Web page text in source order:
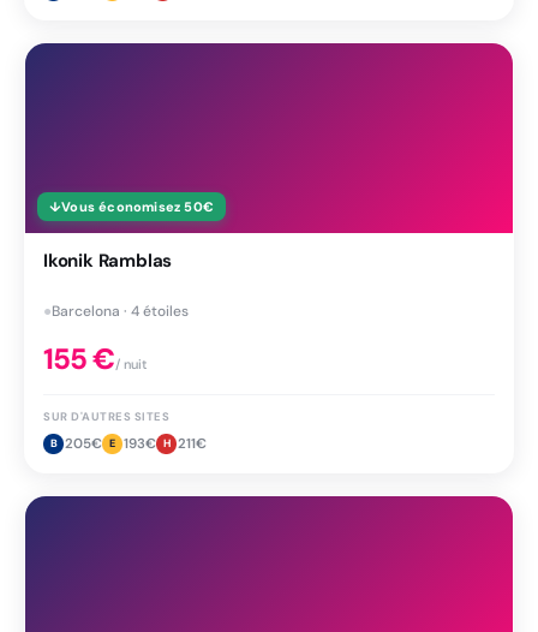
↓Vous économisez 50€
Ikonik Ramblas
●Barcelona · 4 étoiles
155€/ nuit
SUR D'AUTRES SITES
B 205€ E 193€ H 211€